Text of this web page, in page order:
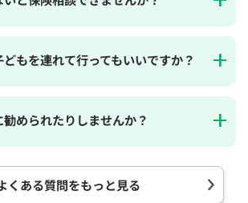
もを連れて行ってもいいですか？
められたりしませんか？
くある質問をもっと見る